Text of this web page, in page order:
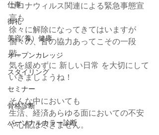
仕事
御礼
美容(養）健康
オープンカレッジ
スタイリング
セミナー
骨格診断
パーソナルカラー診断
コロナウィルス関連による緊急事態宣
言も
徐々に解除になってきてはいますが
個々の、皆の協力あってこその一段
階。
気を緩めずに 新しい日常 を大切にして
いきましょうね！
そんな中においても
生活、経済あらゆる面においての不安
や心配は尽きません。